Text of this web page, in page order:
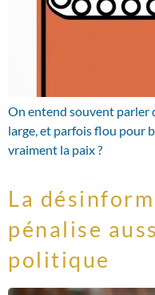
On entend souvent parler
large, et parfois flou pour
vraiment la paix ?
La
pénalise
politique